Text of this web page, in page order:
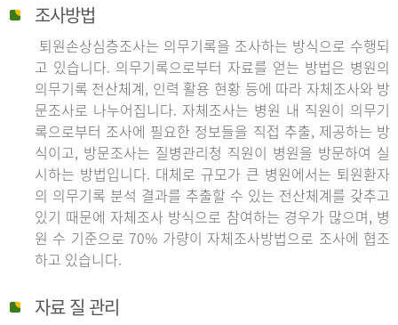
조사방법
퇴원손상심층조사는 의무기록을 조사하는 방식으로 수행되
고 있습니다. 의무기록으로부터 자료를 얻는 방법은 병원의
의무기록 전산체계, 인력 활용 현황 등에 따라 자체조사와 방
문조사로 나누어집니다. 자체조사는 병원 내 직원이 의무기
록으로부터 조사에 필요한 정보들을 직접 추출, 제공하는 방
식이고, 방문조사는 질병관리청 직원이 병원을 방문하여 실
시하는 방법입니다. 대체로 규모가 큰 병원에서는 퇴원환자
의 의무기록 분석 결과를 추출할 수 있는 전산체계를 갖추고
있기 때문에 자체조사 방식으로 참여하는 경우가 많으며, 병
원 수 기준으로 70% 가량이 자체조사방법으로 조사에 협조
하고 있습니다.
자료 질 관리